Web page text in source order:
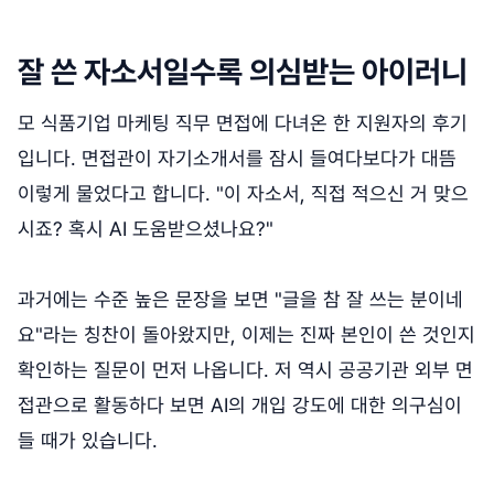
잘 쓴 자소서일수록 의심받는 아이러니
모 식품기업 마케팅 직무 면접에 다녀온 한 지원자의 후기
입니다. 면접관이 자기소개서를 잠시 들여다보다가 대뜸
이렇게 물었다고 합니다. "이 자소서, 직접 적으신 거 맞으
시죠? 혹시 AI 도움받으셨나요?"
과거에는 수준 높은 문장을 보면 "글을 참 잘 쓰는 분이네
요"라는 칭찬이 돌아왔지만, 이제는 진짜 본인이 쓴 것인지
확인하는 질문이 먼저 나옵니다. 저 역시 공공기관 외부 면
접관으로 활동하다 보면 AI의 개입 강도에 대한 의구심이
들 때가 있습니다.